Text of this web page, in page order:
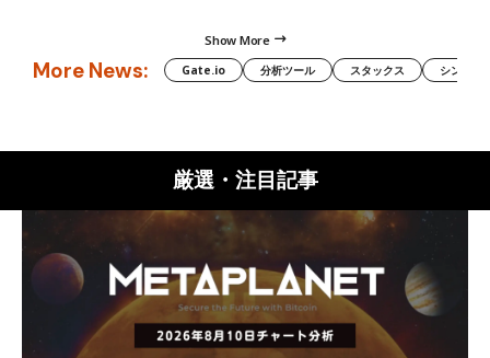
Show More
More News: Gate.io 分析ツール スタックス シンボル
厳選・注目記事